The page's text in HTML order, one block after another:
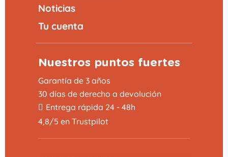
Noticias
Tu cuenta
Nuestros puntos fuertes
Garantía de 3 años
30 días de derecho a devolución
Entrega rápida 24 - 48h
4,8/5 en Trustpilot